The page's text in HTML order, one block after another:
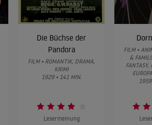
Die Büchse der
Pandora
FILM • ROMANTIK, DRAMA,
KRIMI
1929 • 141 MIN.
Lesermeinung
FILM •
&
FANTASY,